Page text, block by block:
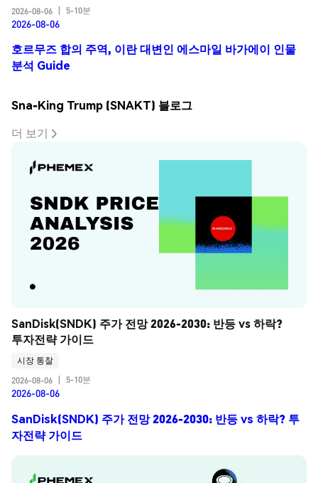
2026-08-06
5-10분
2026-08-06
호르무즈 합의 주역, 이란 대변인 에스마일 바가에이 인물
분석 Guide
Sna-King Trump (SNAKT) 블로그
더 보기
SanDisk(SNDK) 주가 전망 2026-2030: 반등 vs 하락?
투자전략 가이드
시장 통찰
2026-08-06
5-10분
2026-08-06
SanDisk(SNDK) 주가 전망 2026-2030: 반등 vs 하락? 투
자전략 가이드